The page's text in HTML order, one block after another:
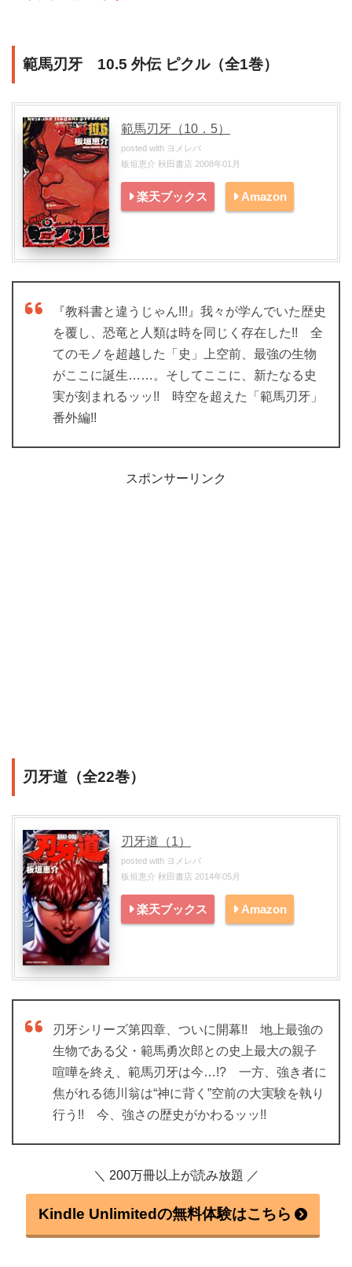
範馬刃牙 10.5 外伝 ピクル（全1巻）
範馬刃牙（10．5）
posted with ヨメレバ
板垣恵介 秋田書店 2008年01月
楽天ブックス Amazon
『教科書と違うじゃん!!!』我々が学んでいた歴史
を覆し、恐竜と人類は時を同じく存在した!! 全
てのモノを超越した「史」上空前、最強の生物
がここに誕生……。そしてここに、新たなる史
実が刻まれるッッ!! 時空を超えた「範馬刃牙」
番外編!!
スポンサーリンク
刃牙道（全22巻）
刃牙道（1）
posted with ヨメレバ
板垣恵介 秋田書店 2014年05月
楽天ブックス Amazon
刃牙シリーズ第四章、ついに開幕!! 地上最強の
生物である父・範馬勇次郎との史上最大の親子
喧嘩を終え、範馬刃牙は今…!? 一方、強き者に
焦がれる徳川翁は“神に背く”空前の大実験を執り
行う!! 今、強さの歴史がかわるッッ!!
＼ 200万冊以上が読み放題 ／
Kindle Unlimitedの無料体験はこちら